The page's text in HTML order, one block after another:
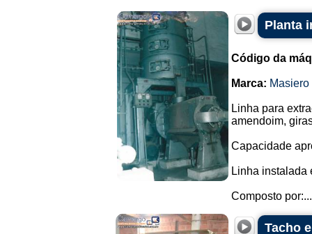
Planta
Código da
Marca: Masiero
Linha para
amendoim,
Capacidade
Linha instalada
Composto por:...
Tacho